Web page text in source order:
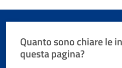
Quanto sono chiare le
questa pagina?